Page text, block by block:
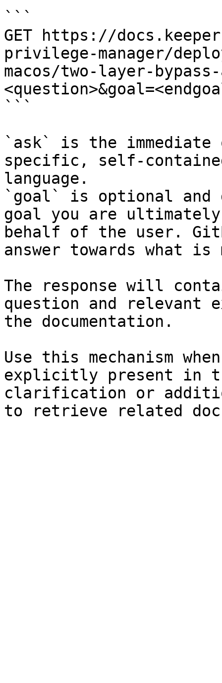
```
GET https://
privilege-manager/
macos/two-layer-
```
`ask` is the
specific, self-
language.
`goal` is optional and
goal you are
behalf of the user.
answer towards what
The response will
question and relevant
the documentation.
Use this mechanism
explicitly present in
clarification or